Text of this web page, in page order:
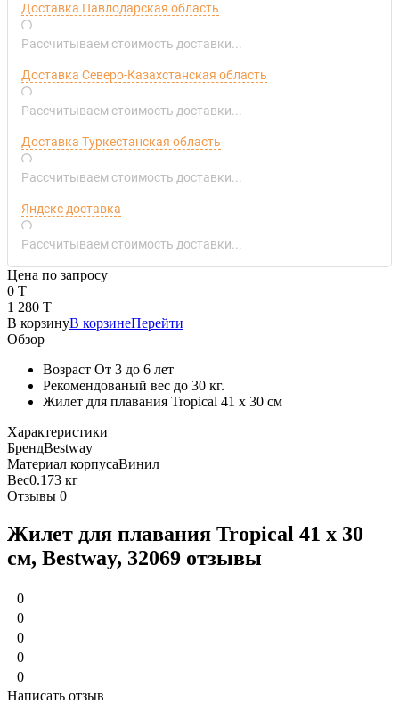
Доставка Павлодарская область
Рассчитываем стоимость доставки...
Доставка Северо-Казахстанская область
Рассчитываем стоимость доставки...
Доставка Туркестанская область
Рассчитываем стоимость доставки...
Яндекс доставка
Рассчитываем стоимость доставки...
Цена по запросу
0 T
1 280 T
В корзинуВ корзинеПерейти
Обзор
Возраст От 3 до 6 лет
Рекомендованый вес до 30 кг.
Жилет для плавания Tropical 41 х 30 см
Характеристики
БрендBestway
Материал корпусаВинил
Вес0.173 кг
Отзывы 0
Жилет для плавания Tropical 41 х 30
см, Bestway, 32069 отзывы
0
0
0
0
0
Написать отзыв